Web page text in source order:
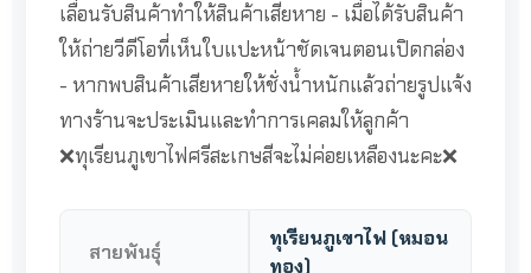
เลื่อนรับสินค้าทำให้สินค้าเสียหาย - เมื่อได้รับสินค้า
ให้ถ่ายวีดีโอที่เห็นใบแปะหน้าชัดเจนตอนเปิดกล่อง
- หากพบสินค้าเสียหายให้ชั่งน้ำหนักแล้วถ่ายรูปแจ้ง
ทางร้านจะประเมินและทำการเคลมให้ลูกค้า
❌ทุเรียนภูเขาไฟศรีสะเกษสีจะไม่ค่อยเหลืองนะคะ❌
สายพันธุ์
ทุเรียนภูเขาไฟ (หมอน
ทอง)